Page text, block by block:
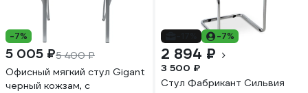
-7%
5 005 ₽5 400 ₽
Офисный мягкий стул Gigant
черный кожзам, с
-7%
2 894 ₽
3 500 ₽
Стул Фабрикант Сильвия